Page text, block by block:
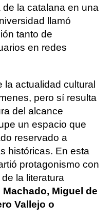
la catalana en una
llamó
tanto de
en redes
la actualidad cultural
pero sí resulta
del alcance
un espacio que
reservado a
históricas. En esta
protagonismo con
la literatura
Miguel de
Vallejo o